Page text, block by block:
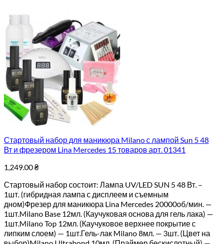
Стартовый набор для маникюра Milano с лампой Sun 5 48
Вт и фрезером Lina Mercedes 15 товаров арт. 01341
1,249.00₴
Стартовый набор состоит: Лампа UV/LED SUN 5 48 Вт. –
1шт. (гибридная лампа с дисплеем и съемным
дном)Фрезер для маникюра Lina Mercedes 20000об/мин. —
1шт.Milano Base 12мл. (Каучуковая основа для гель лака) —
1шт.Milano Top 12мл. (Каучуковое верхнее покрытие с
липким слоем) — 1шт.Гель-лак Milano 8мл. — 3шт. (Цвет на